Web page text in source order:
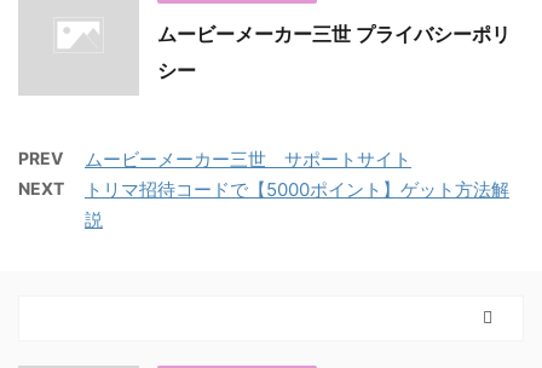
ムービーメーカー三世 プライバシーポリ
シー
PREV ムービーメーカー三世 サポートサイト
NEXT
トリマ招待コードで【5000ポイント】ゲット方法解
説